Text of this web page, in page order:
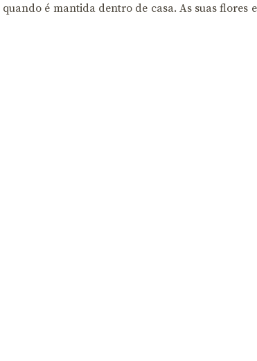
é mantida dentro de casa. As suas